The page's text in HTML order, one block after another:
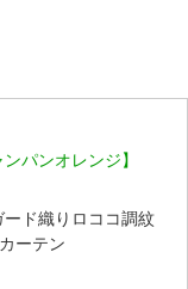
パンオレンジ】
ド織りロココ調紋
ーテン